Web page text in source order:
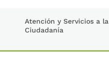
Atención y Servicios a la
Ciudadanía